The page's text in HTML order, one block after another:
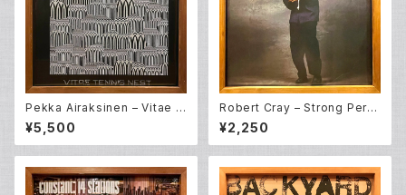
Pekka Airaksinen – Vitae T
ennis Nest (LP)
¥5,500
Robert Cray – Strong Pers
uader (LP)
¥2,250